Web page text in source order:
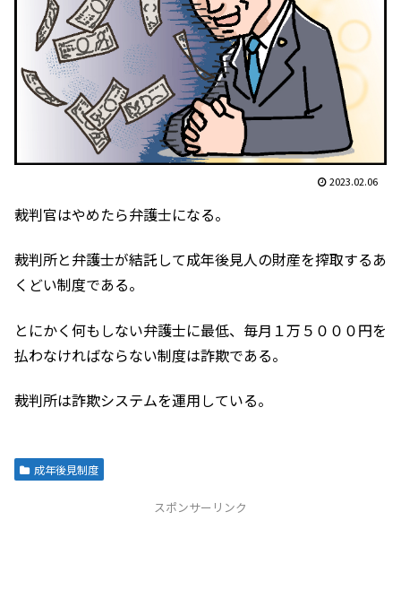
2023.02.06
裁判官はやめたら弁護士になる。
裁判所と弁護士が結託して成年後見人の財産を搾取するあ
くどい制度である。
とにかく何もしない弁護士に最低、毎月１万５０００円を
払わなければならない制度は詐欺である。
裁判所は詐欺システムを運用している。
成年後見制度
スポンサーリンク